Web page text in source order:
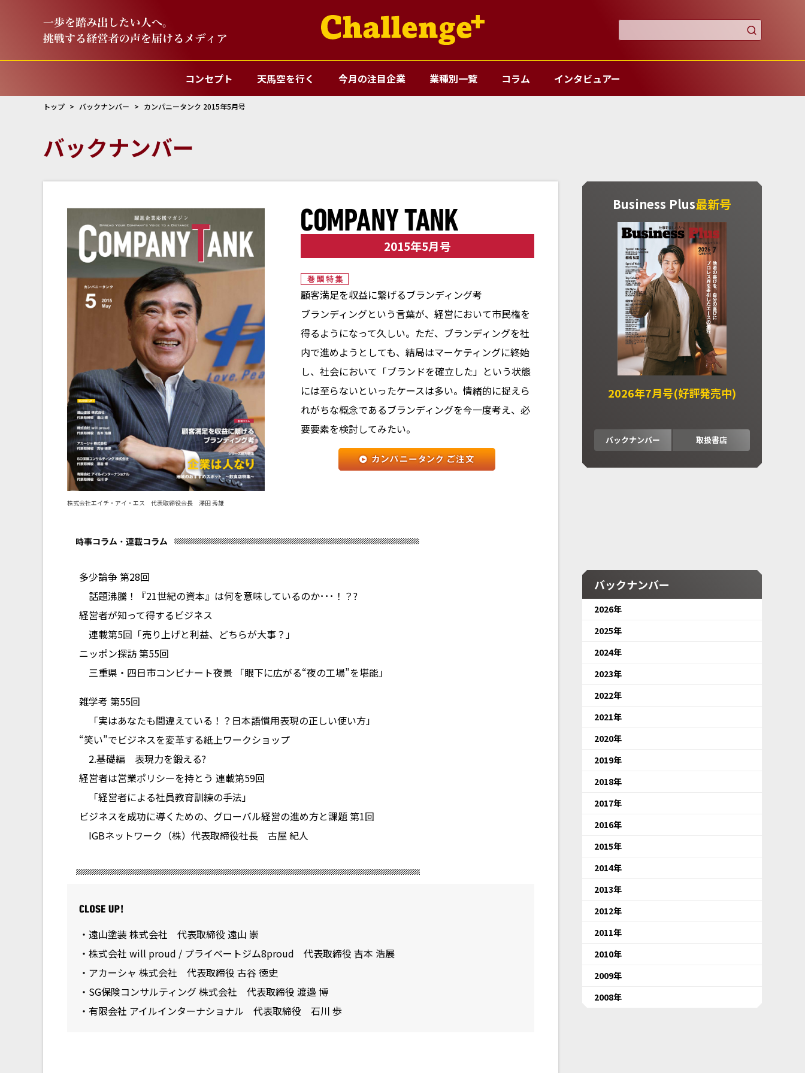

コンセプト 天馬空を行く 今月の注目企業 業種別一覧 コラム インタビュアー
トップ バックナンバー カンパニータンク 2015年5月号
バックナンバー
株式会社エイチ・アイ・エス 代表取締役会長 澤田 秀雄
2015年5月号
顧客満足を収益に繋げるブランディング考
ブランディングという言葉が、経営において市民権を
得るようになって久しい。ただ、ブランディングを社
内で進めようとしても、結局はマーケティングに終始
し、社会において「ブランドを確立した」という状態
には至らないといったケースは多い。情緒的に捉えら
れがちな概念であるブランディングを今一度考え、必
要要素を検討してみたい。
多少論争 第28回
話題沸騰！『21世紀の資本』は何を意味しているのか･･･！？?
経営者が知って得するビジネス
連載第5回「売り上げと利益、どちらが大事？」
ニッポン探訪 第55回
三重県・四日市コンビナート夜景 「眼下に広がる“夜の工場”を堪能」
雑学考 第55回
「実はあなたも間違えている！？日本語慣用表現の正しい使い方」
“笑い”でビジネスを変革する紙上ワークショップ
2.基礎編 表現力を鍛える?
経営者は営業ポリシーを持とう 連載第59回
「経営者による社員教育訓練の手法」
ビジネスを成功に導くための、グローバル経営の進め方と課題 第1回
IGBネットワーク（株）代表取締役社長 古屋 紀人
・遠山塗装 株式会社 代表取締役 遠山 崇
・株式会社 will proud / プライベートジム8proud 代表取締役 吉本 浩展
・アカーシャ 株式会社 代表取締役 古谷 徳史
・SG保険コンサルティング 株式会社 代表取締役 渡邉 博
・有限会社 アイルインターナショナル 代表取締役 石川 歩
Business Plus最新号
2026年7月号(好評発売中)
バックナンバー 取扱書店
バックナンバー
2026年
2025年
2024年
2023年
2022年
2021年
2020年
2019年
2018年
2017年
2016年
2015年
2014年
2013年
2012年
2011年
2010年
2009年
2008年